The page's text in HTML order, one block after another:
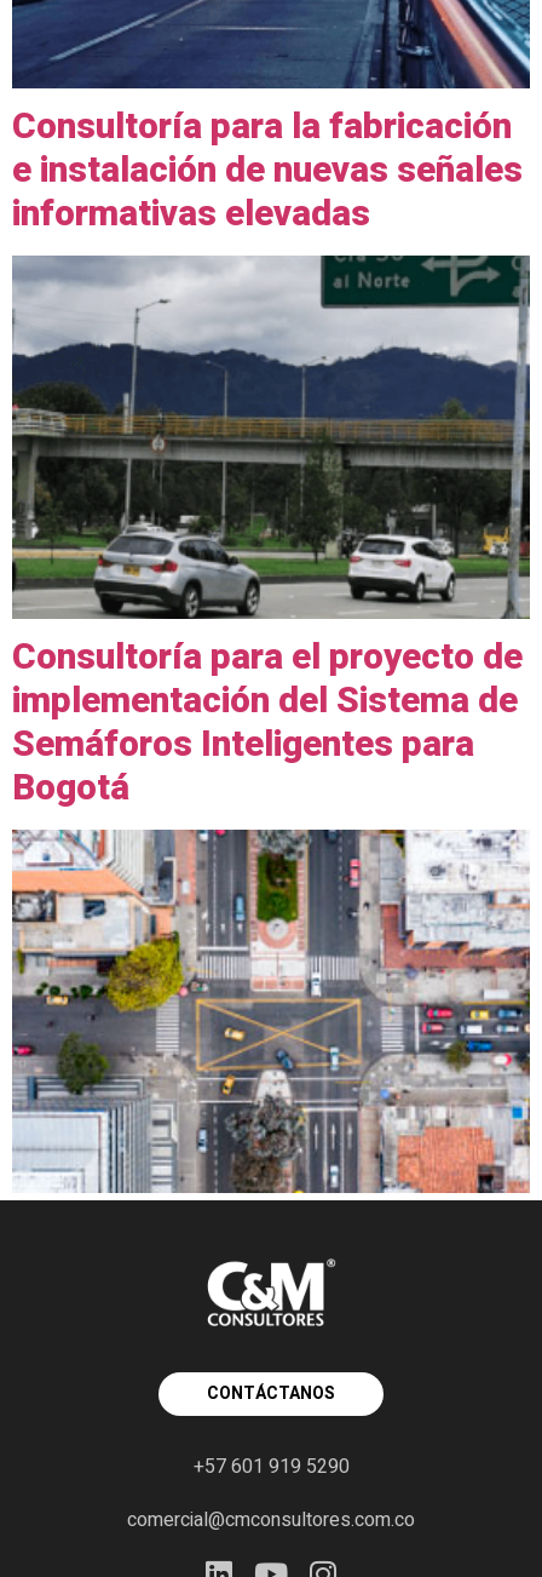
Consultoría para la fabricación
e instalación de nuevas señales
informativas elevadas
Consultoría para el proyecto de
implementación del Sistema de
Semáforos Inteligentes para
Bogotá
CONTÁCTANOS
+57 601 919 5290
comercial@cmconsultores.com.co